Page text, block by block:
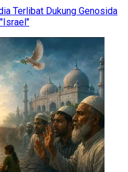
Terlibat Dukung Genosida